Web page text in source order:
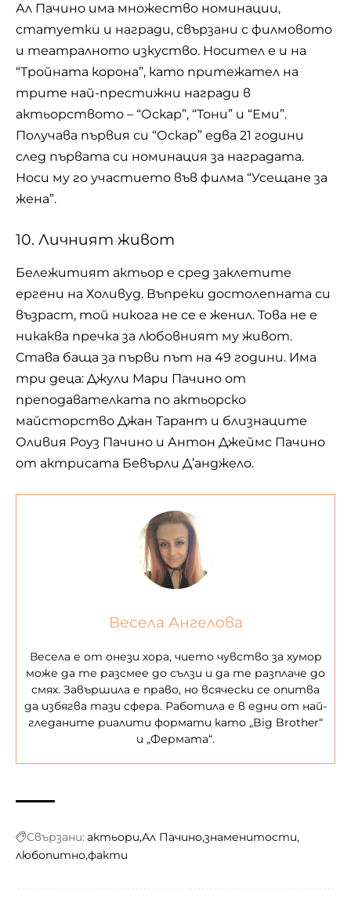
Ал Пачино има множество номинации,
статуетки и награди, свързани с филмовото
и театралното изкуство. Носител е и на
“Тройната корона”, като притежател на
трите най-престижни награди в
актьорството – “Оскар”, “Тони” и “Еми”.
Получава първия си “Оскар” едва 21 години
след първата си номинация за наградата.
Носи му го участието във филма “Усещане за
жена”.
10. Личният живот
Бележитият актьор е сред заклетите
ергени на Холивуд. Въпреки достолепната си
възраст, той никога не се е женил. Това не е
никаква пречка за любовният му живот.
Става баща за първи път на 49 години. Има
три деца: Джули Мари Пачино от
преподавателката по актьорско
майсторство Джан Тарант и близнаците
Оливия Роуз Пачино и Антон Джеймс Пачино
от актрисата Бевърли Д’анджело.
Весела Ангелова
Весела е от онези хора, чието чувство за хумор
може да те разсмее до сълзи и да те разплаче до
смях. Завършила е право, но всячески се опитва
да избягва тази сфера. Работила е в едни от най-
гледаните риалити формати като „Big Brother“
и „Фермата“.
Свързани: актьори Ал Пачинознаменитости
любопитнофакти